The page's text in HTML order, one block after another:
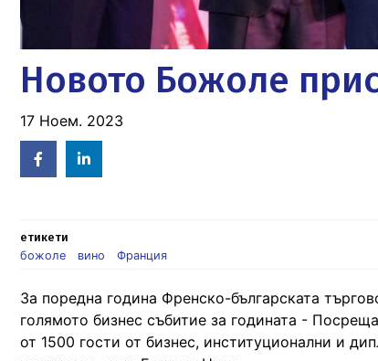
Новото Божоле
17 Ноем. 2023
Facebook
in
етикети
божоле
вино Франция
За поредна година Френско-българската
голямото бизнес събитие за годината -
от 1500 гости от бизнес, институционални и